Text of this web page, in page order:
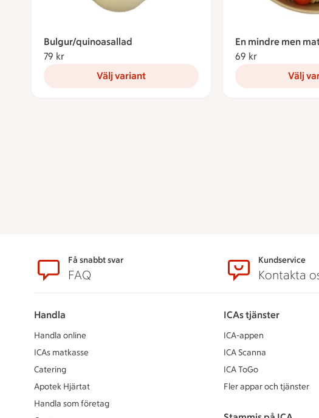
Bulgur/quinoasallad
79 kr
Välj variant
En mindre men
69 kr
Välj
SidfotFå snabbt svar
FAQ
Kundservice
Kontakta
Handla
Handla online
ICAs matkasse
Catering
Apotek Hjärtat
Handla som företag
ICAs tjänster
ICA-appen
ICA Scanna
ICA ToGo
Fler appar och tjänster